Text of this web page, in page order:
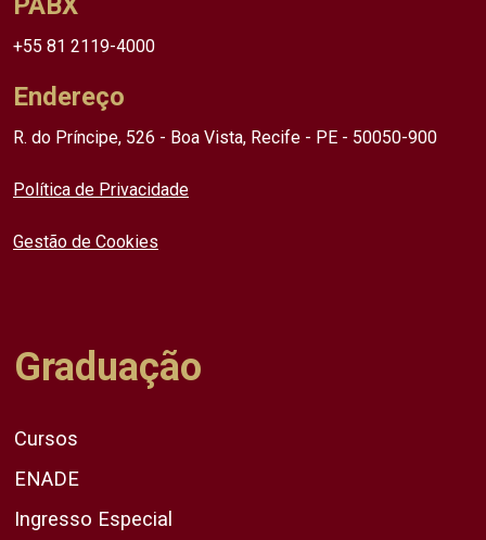
+55 81 2119-4000
Endereço
R. do Príncipe, 526 - Boa Vista, Recife - PE - 50050-900
Política de Privacidade
Gestão de Cookies
Graduação
Cursos
ENADE
Ingresso Especial